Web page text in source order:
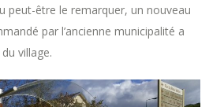
peut-être le remarquer, un nouveau
par l’ancienne municipalité a
village.